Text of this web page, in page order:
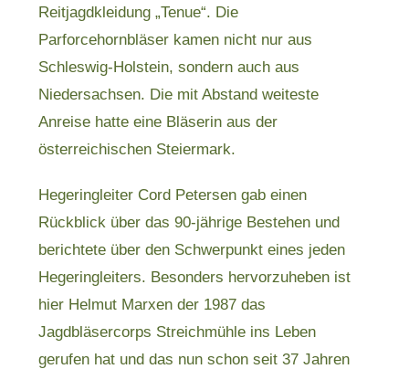
Reitjagdkleidung „Tenue“. Die
Parforcehornbläser kamen nicht nur aus
Schleswig-Holstein, sondern auch aus
Niedersachsen. Die mit Abstand weiteste
Anreise hatte eine Bläserin aus der
österreichischen Steiermark.
Hegeringleiter Cord Petersen gab einen
Rückblick über das 90-jährige Bestehen und
berichtete über den Schwerpunkt eines jeden
Hegeringleiters. Besonders hervorzuheben ist
hier Helmut Marxen der 1987 das
Jagdbläsercorps Streichmühle ins Leben
gerufen hat und das nun schon seit 37 Jahren